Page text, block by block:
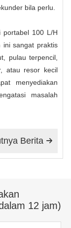
bila perlu.
portabel 100 L/H
ini sangat praktis
pulau terpencil,
atau resor kecil
menyediakan
masalah

Berita
12 jam)